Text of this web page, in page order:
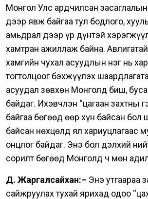
Монгол Улс ардчилсан
дээр явж байгаа тул бодлого,
амьдрал дээр үр дүнтэй
хамтран ажиллаж байна.
хамгийн чухал асуудлын нэг нь
тогтолцоог бэхжүүлэх
асуудал зөвхөн Монголд биш,
байдаг. Ихэвчлэн “цагаан захтны
байгаа бөгөөд өөр хүн байсан бол
байсан нөхцөлд ял хариуцлагаас
онцлог байдаг. Энэ бол дэлхий
сорилт бөгөөд Монголд ч мөн
Д. Жаргалсайхан:– Энэ утгаараа
сайжруулах тухай ярихад одоо